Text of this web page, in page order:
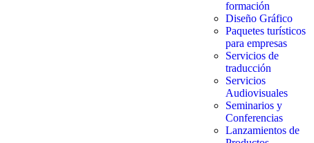
formación
Diseño Gráfico
Paquetes turísticos
para empresas
Servicios de
traducción
Servicios
Audiovisuales
Seminarios y
Conferencias
Lanzamientos de